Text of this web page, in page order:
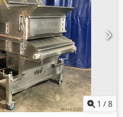
1 /8